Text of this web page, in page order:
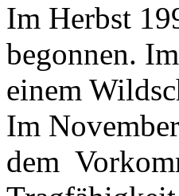
Im Herbst
begonnen.
einem
Im
dem